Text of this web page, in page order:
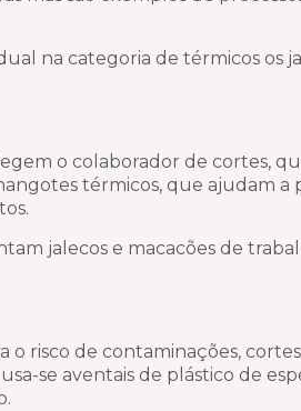
na categoria de térmicos os
o colaborador de cortes,
térmicos, que ajudam
jalecos e macacões de
risco de contaminações,
se aventais de plástico de